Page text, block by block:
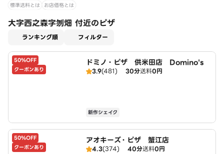
標準送料とは お店価格とは
大字西之森字刎畑 付近のピザ
ランキング順 フィルター
50%OFF
クーポンあり
ドミノ・ピザ 供米田店 Domino's
3.9(481) 30分送料0円
新作シェイク
50%OFF
クーポンあり
アオキーズ・ピザ 蟹江店
4.3(374) 40分送料0円